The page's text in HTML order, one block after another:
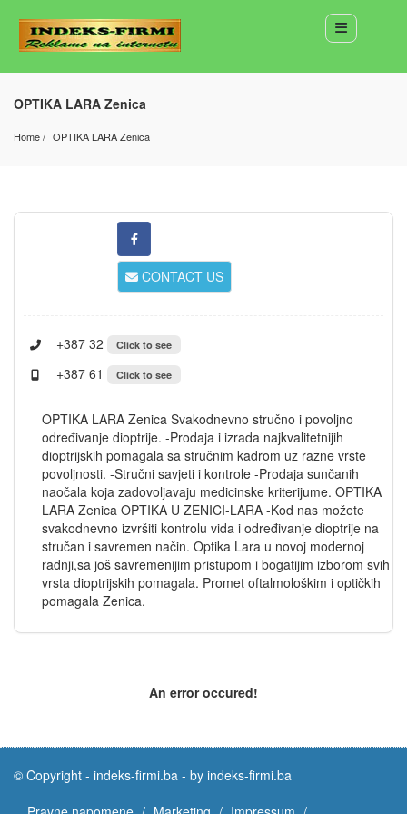
OPTIKA LARA Zenica
Home OPTIKA LARA Zenica
CONTACT US
+387 32 Click to see
+387 61 Click to see
OPTIKA LARA Zenica Svakodnevno stručno i povoljno
određivanje dioptrije. -Prodaja i izrada najkvalitetnijih
dioptrijskih pomagala sa stručnim kadrom uz razne vrste
povoljnosti. -Stručni savjeti i kontrole -Prodaja sunčanih
naočala koja zadovoljavaju medicinske kriterijume. OPTIKA
LARA Zenica OPTIKA U ZENICI-LARA -Kod nas možete
svakodnevno izvršiti kontrolu vida i određivanje dioptrije na
stručan i savremen način. Optika Lara u novoj modernoj
radnji,sa još savremenijim pristupom i bogatijim izborom svih
vrsta dioptrijskih pomagala. Promet oftalmološkim i optičkih
pomagala Zenica.
An error occured!
© Copyright - indeks-firmi.ba - by indeks-firmi.ba